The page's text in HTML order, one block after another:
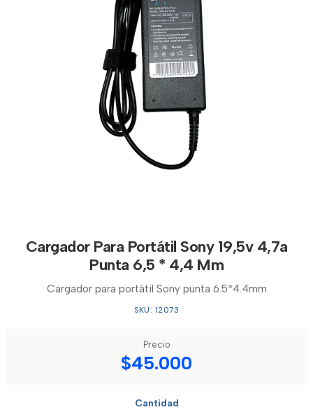
Cargador Para Portátil Sony 19,5v 4,7a
Punta 6,5 * 4,4 Mm
Cargador para portátil Sony punta 6.5*4.4mm
SKU: 12073
Precio
$45.000
Cantidad